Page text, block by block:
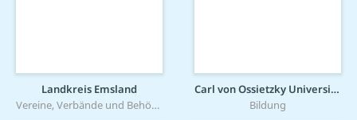
Landkreis Emsland
Vereine, Verbände und Behörden
Carl von Ossietzky Universität Oldenburg
Bildung